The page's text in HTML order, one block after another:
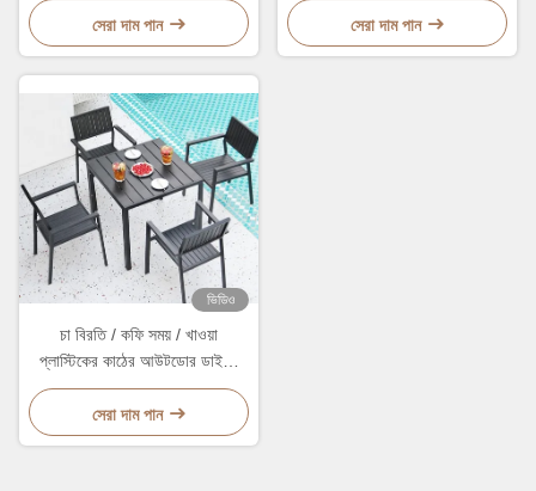
সেরা দাম পান
সেরা দাম পান
ভিডিও
চা বিরতি / কফি সময় / খাওয়া
প্লাস্টিকের কাঠের আউটডোর ডাইনিং
সেট
সেরা দাম পান